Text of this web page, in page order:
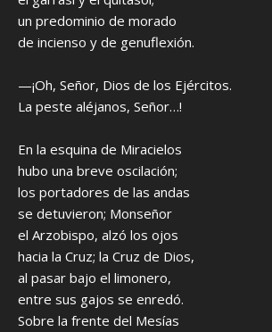
un predominio de morado
de incienso y de genuflexión.
—¡Oh, Señor, Dios de los Ejércitos.
La peste aléjanos, Señor…!
En la esquina de Miracielos
hubo una breve oscilación;
los portadores de las andas
se detuvieron; Monseñor
el Arzobispo, alzó los ojos
hacia la Cruz; la Cruz de Dios,
al pasar bajo el limonero,
entre sus gajos se enredó.
Sobre la frente del Mesías